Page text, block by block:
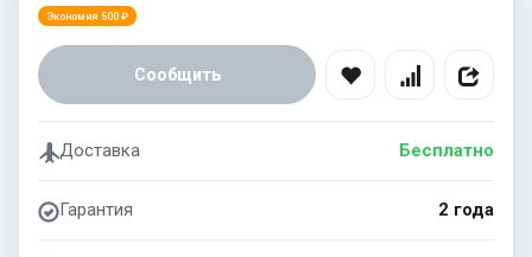
Экономия 500 ₽
Сообщить
Доставка Бесплатно
Гарантия 2 года